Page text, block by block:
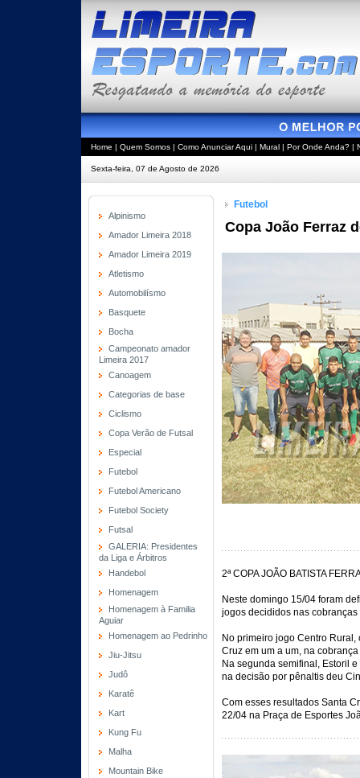
Home | Quem Somos | Como Anunciar Aqui | Mural | Por Onde Anda? |
Sexta-feira, 07 de Agosto de 2026
Alpinismo
Amador Limeira 2018
Amador Limeira 2019
Atletismo
Automobilísmo
Basquete
Bocha
Campeonato amador
Limeira 2017
Canoagem
Categorias de base
Ciclismo
Copa Verão de Futsal
Especial
Futebol
Futebol Americano
Futebol Society
Futsal
GALERIA: Presidentes
da Liga e Árbitros
Handebol
Homenagem
Homenagem à Familia
Aguiar
Homenagem ao Pedrinho
Jiu-Jitsu
Judô
Karatê
Kart
Kung Fu
Malha
Mountain Bike
Futebol
Copa João Ferraz
2ª COPA JOÃO BATISTA
Neste domingo 15/04 foram
jogos decididos nas cobranças
No primeiro jogo Centro
Cruz em um a um, na
Na segunda semifinal, Estoril
na decisão por pênaltis deu
Com esses resultados Santa
22/04 na Praça de Esportes